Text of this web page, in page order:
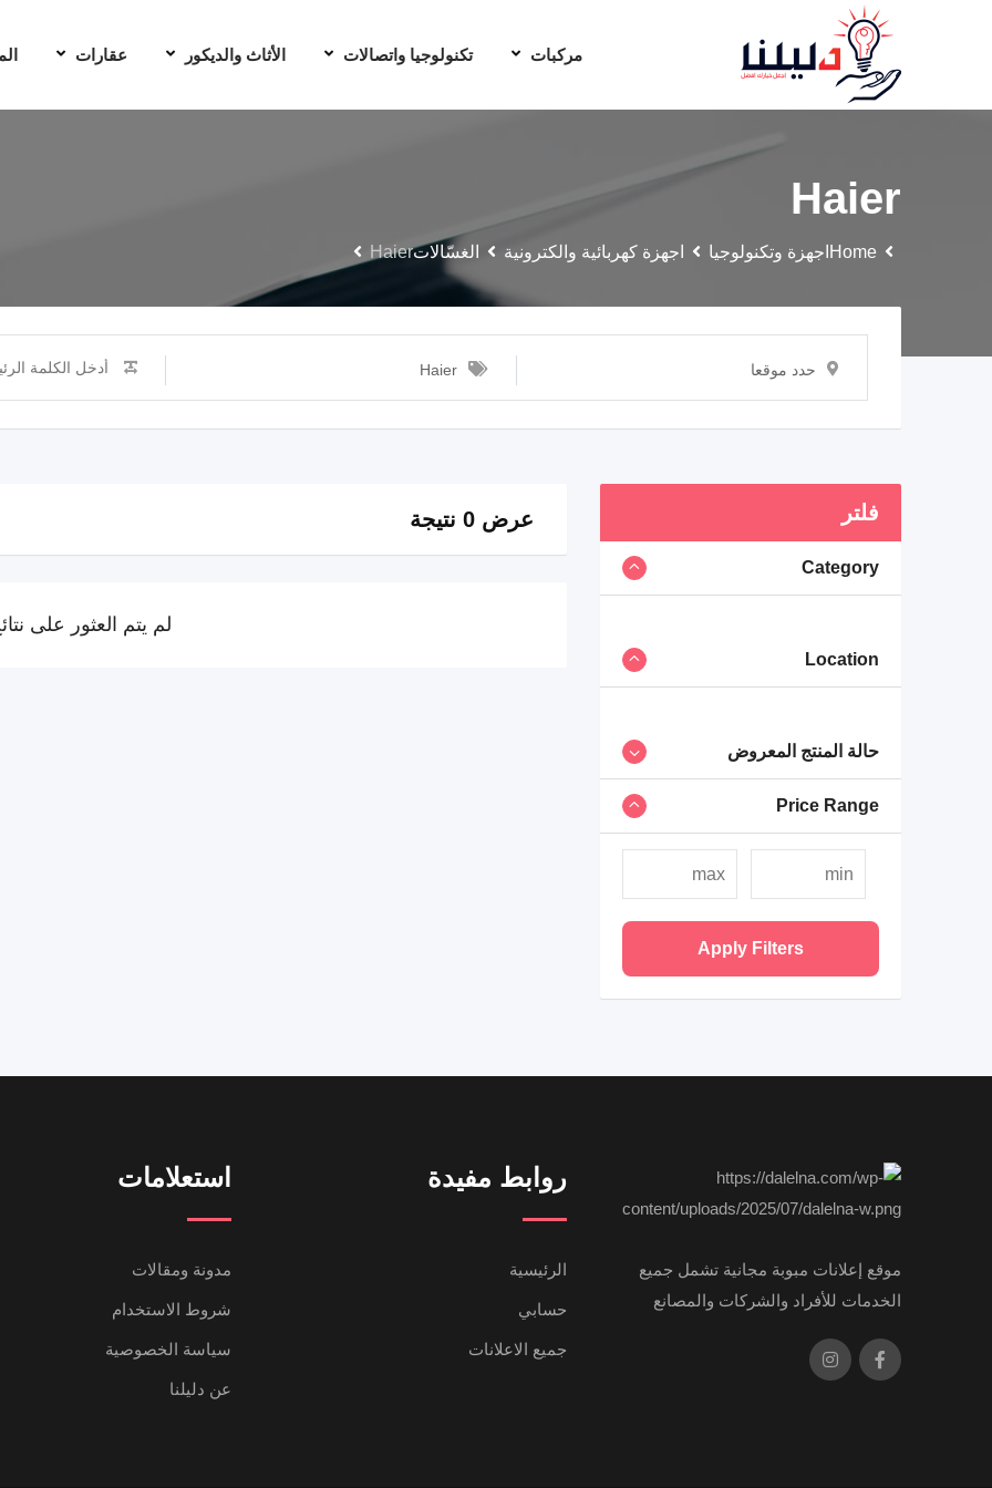
مركبات تكنولوجيا واتصالات الأثاث والديكور عقارات
Haier
Home اجهزة وتكنولوجيا اجهزة كهربائية والكترونية الغسّالاتHaier
حدد موقعا Haier
فلتر
Category
Location
حالة المنتج المعروض
Price Range
Apply Filters
عرض 0 نتيجة
لم يتم العثور على
موقع إعلانات مبوبة مجانية تشمل جميع
الخدمات للأفراد والشركات والمصانع
روابط مفيدة
الرئيسية
حسابي
جميع الاعلانات
استعلامات
مدونة ومقالات
شروط الاستخدام
سياسة الخصوصية
عن دليلنا